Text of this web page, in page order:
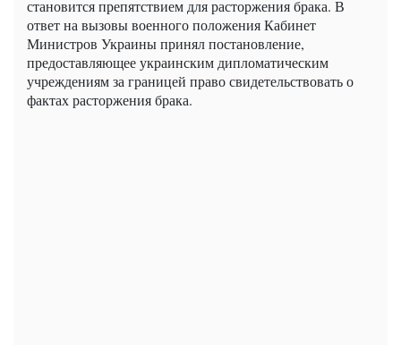
становится препятствием для расторжения брака. В
ответ на вызовы военного положения Кабинет
Министров Украины принял постановление,
предоставляющее украинским дипломатическим
учреждениям за границей право свидетельствовать о
фактах расторжения брака.